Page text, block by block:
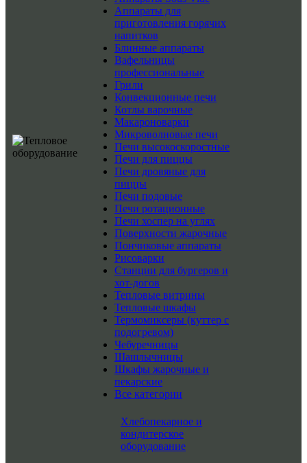
Аппараты для
приготовления горячих
напитков
Блинные аппараты
Вафельницы
профессиональные
Грили
Конвекционные печи
Котлы варочные
Макароноварки
Микроволновые печи
Печи высокоскоростные
Печи для пиццы
Печи дровяные для
пиццы
Печи подовые
Печи ротационные
Печи хоспер на углях
Поверхности жарочные
Пончиковые аппараты
Рисоварки
Станции для бургеров и
хот-догов
Тепловые витрины
Тепловые шкафы
Термомиксеры (куттер с
подогревом)
Чебуречницы
Шашлычницы
Шкафы жарочные и
пекарские
Все категории
Хлебопекарное и
кондитерское
оборудование